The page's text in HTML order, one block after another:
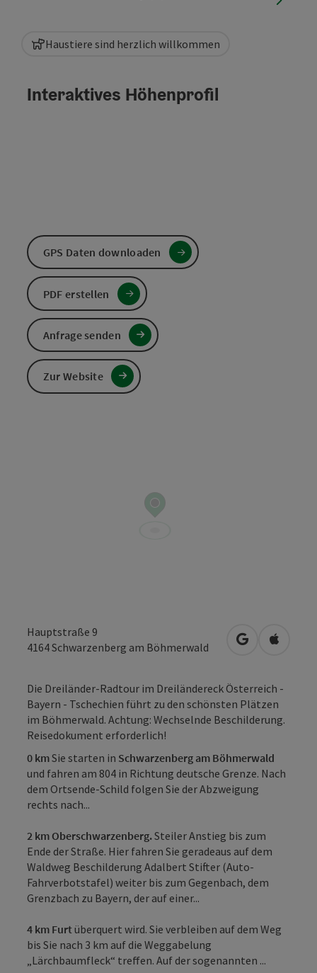
Haustiere sind herzlich willkommen
Hauptstraße 9
4164Schwarzenberg am Böhmerwald in Google
in
Die Dreiländer-Radtour im Dreiländereck Österreich -
Bayern - Tschechien führt zu den schönsten Plätzen
im Böhmerwald. Achtung: Wechselnde Beschilderung.
Reisedokument erforderlich!
0 kmSie starten in Schwarzenberg am Böhmerwald
und fahren am 804 in Richtung deutsche Grenze. Nach
dem Ortsende-Schild folgen Sie der Abzweigung
rechts nach...
2 km Oberschwarzenberg.Steiler Anstieg bis zum
Ende der Straße. Hier fahren Sie geradeaus auf dem
Waldweg Beschilderung Adalbert Stifter (Auto-
Fahrverbotstafel) weiter bis zum Gegenbach, dem
Grenzbach zu Bayern, der auf einer...
4 km Furtüberquert wird. Sie verbleiben auf dem Weg
bis Sie nach 3 km auf die Weggabelung
„Lärchbaumfleck“ treffen. Auf der sogenannten ...
Interaktives Höhenprofil
GPS Daten downloaden
PDF erstellen
Anfrage senden
Zur Website